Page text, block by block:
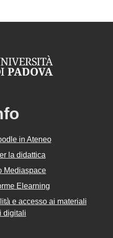
in Ateneo
la didattica
Mediaspace
Elearning
e accesso ai materiali
digitali